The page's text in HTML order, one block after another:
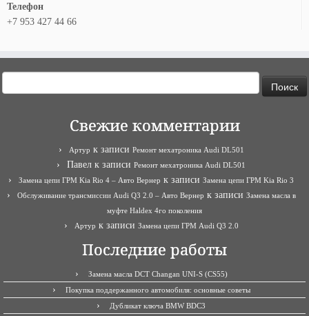
Телефон
+7 953 427 44 66
Свежие комментарии
Артур к записи Ремонт мехатроника Audi DL501
Павел к записи Ремонт мехатроника Audi DL501
Замена цепи ГРМ Kia Rio 4 – Авто Вернер к записи Замена цепи ГРМ Kia Rio 3
Обслуживание трансмиссии Audi Q3 2.0 – Авто Вернер к записи Замена масла в
муфте Haldex 4го поколения
Артур к записи Замена цепи ГРМ Audi Q3 2.0
Последние работы
Замена масла DCT Changan UNI-S (CS55)
Покупка поддержанного автомобиля: основные советы
Дубликат ключа BMW BDC3